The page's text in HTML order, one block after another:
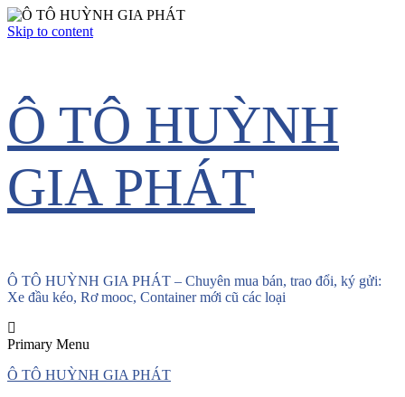
Skip to content
Ô TÔ HUỲNH
GIA PHÁT
Ô TÔ HUỲNH GIA PHÁT – Chuyên mua bán, trao đổi, ký gửi:
Xe đầu kéo, Rơ mooc, Container mới cũ các loại
Primary Menu
Ô TÔ HUỲNH GIA PHÁT